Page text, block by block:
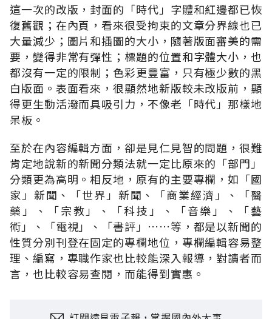
這一次的改版，封面的「時代」字體和紅邊都已恢
復舊觀；在內頁，看來很受拘束的文章分界線也已
大量減少；圖片和插圖的大小，隨著版面審美的需
要，變得非常有彈性；標題的位置和字體大小，也
都沒有一定的限制；色彩更豐富，只有極少數的黑
白版面。表面看來，很顯然地新版較未改版前，顯
得更生動活潑而具吸引力，不像老「時代」那樣地
呆板。
至於在內容編輯方面，卻是見仁見智的問題，很難
肯定地說新的新聞分類法就一定比原來的「部門」
分類更為高明。相反地，原有的主要專欄，如「國
家」新聞、「世界」新聞、「商業經濟」、「醫
藥」、「宗教」、「科技」、「音樂」、「藝
術」、「電視」、「書評」……等，都是以新聞的
性質分別刊登在固定的專欄地位，專欄編輯容易整
理、編寫，專職作家也比較能深入報導，對讀者而
言，也比較容易查閱，而能得到實惠。